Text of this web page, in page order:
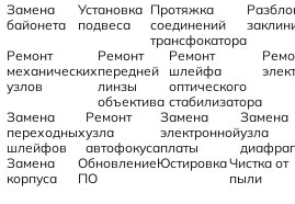
Замена
байонета
Установка
подвеса
Протяжка
соединений
трансфокатора
Ремонт
механических
узлов
Ремонт
передней
линзы
объектива
Ремонт
шлейфа
оптического
стабилизатора
Замена
переходных
шлейфов
Ремонт
узла
автофокуса
Замена
электронной
платы
Замена
узла
Замена
корпуса
Обновление
ПО
ЮстировкаЧистка от
пыли